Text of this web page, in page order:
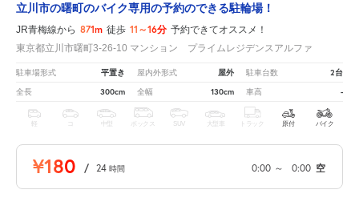
立川市の曙町のバイク専用の予約のできる駐輪場！
JR青梅線から 871m 徒歩 11～16分 予約できてオススメ！
東京都立川市曙町3-26-10 マンション プライムレジデンスアルファ
駐車場形式 平置き 屋内外形式 屋外 駐車台数 2台
全長 300cm 全幅 130cm 車高 -
軽 中型 ボックス SUV 大型車 トラック 原付 バイク
¥180 / 24 時間 0:00 ～ 0:00 空